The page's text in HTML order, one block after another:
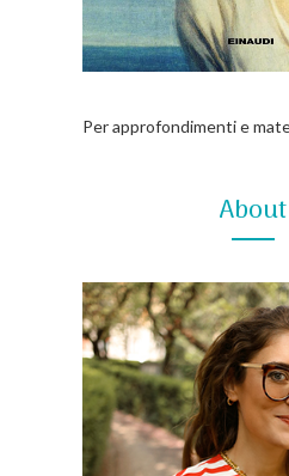
Per approfondimenti e
About